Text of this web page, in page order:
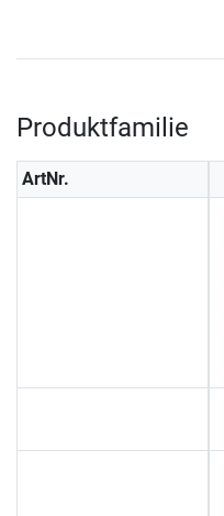
Produktfamilie
ArtNr.